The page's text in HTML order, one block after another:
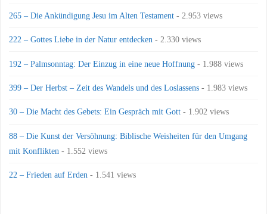
265 – Die Ankündigung Jesu im Alten Testament - 2.953 views
222 – Gottes Liebe in der Natur entdecken - 2.330 views
192 – Palmsonntag: Der Einzug in eine neue Hoffnung - 1.988 views
399 – Der Herbst – Zeit des Wandels und des Loslassens - 1.983 views
30 – Die Macht des Gebets: Ein Gespräch mit Gott - 1.902 views
88 – Die Kunst der Versöhnung: Biblische Weisheiten für den Umgang
mit Konflikten - 1.552 views
22 – Frieden auf Erden - 1.541 views